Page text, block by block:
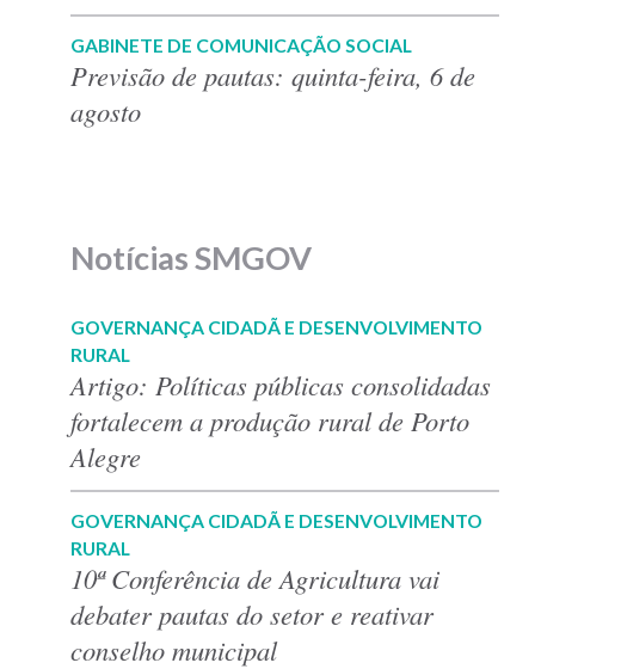
GABINETE DE COMUNICAÇÃO SOCIAL
Previsão de pautas: quinta-feira, 6 de
agosto
Notícias SMGOV
GOVERNANÇA CIDADÃ E DESENVOLVIMENTO
RURAL
Artigo: Políticas públicas consolidadas
fortalecem a produção rural de Porto
Alegre
GOVERNANÇA CIDADÃ E DESENVOLVIMENTO
RURAL
10ª Conferência de Agricultura vai
debater pautas do setor e reativar
conselho municipal